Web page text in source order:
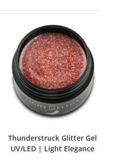
Thunderstruck Glitter Gel
UV/LED | Light Elegance